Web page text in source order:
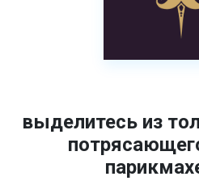
выделитесь из